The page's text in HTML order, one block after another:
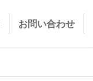
お問い合わせ